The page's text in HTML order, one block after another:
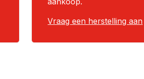
Vraag een herstelling aan